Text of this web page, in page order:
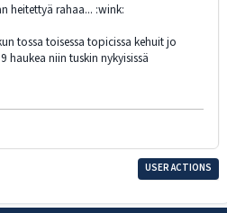
heitettyä rahaa... :wink:
tossa toisessa topicissa kehuit jo
haukea niin tuskin nykyisissä
USER ACTIONS